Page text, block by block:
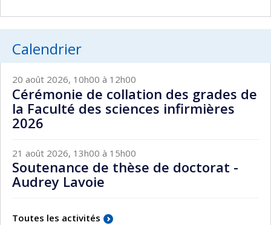
Calendrier
20 août 2026, 10h00 à 12h00
Cérémonie de collation des grades de
la Faculté des sciences infirmières
2026
21 août 2026, 13h00 à 15h00
Soutenance de thèse de doctorat -
Audrey Lavoie
Toutes les activités